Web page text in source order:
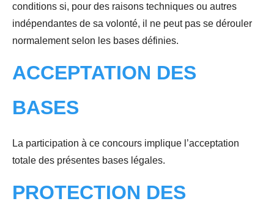
conditions si, pour des raisons techniques ou autres
indépendantes de sa volonté, il ne peut pas se dérouler
normalement selon les bases définies.
ACCEPTATION DES
BASES
La participation à ce concours implique l’acceptation
totale des présentes bases légales.
PROTECTION DES